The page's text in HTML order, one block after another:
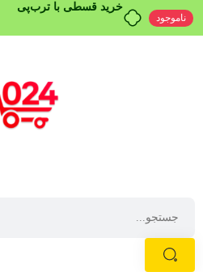
خرید قسطی با ترب‌پی
ناموجود